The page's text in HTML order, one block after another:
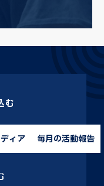
む
ィア 毎月の活動報告